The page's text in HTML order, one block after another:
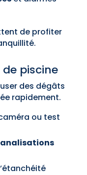
de profiter
piscine
des dégâts
rapidement.
ou test